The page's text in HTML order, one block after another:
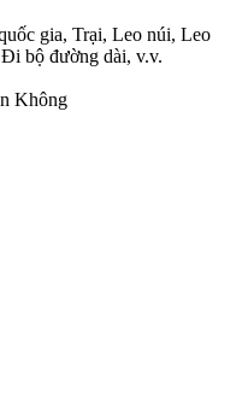
gia, Trại, Leo núi, Leo
bộ đường dài, v.v.
Không